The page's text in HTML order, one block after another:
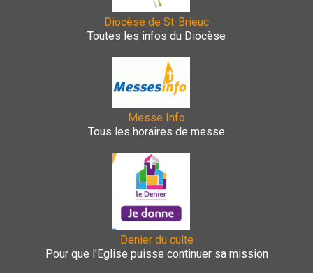
Diocèse de St-Brieuc
Toutes les infos du Diocèse
Messe Info
Tous les horaires de messe
Denier du culte
Pour que l'Eglise puisse continuer sa mission